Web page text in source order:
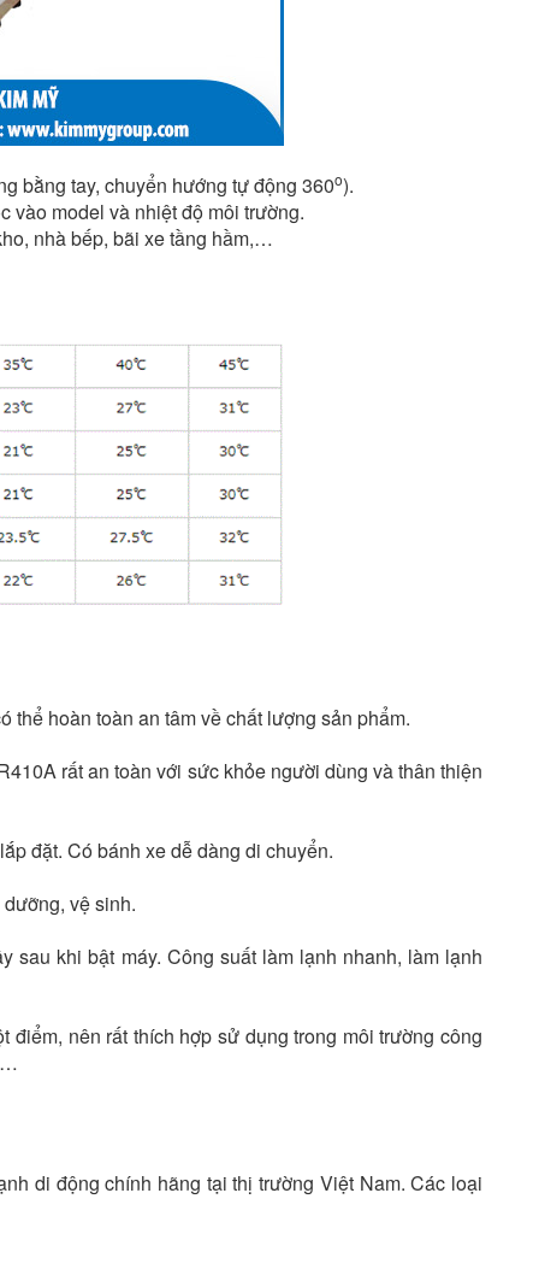
bằng tay, chuyển hướng tự động 360o).
vào model và nhiệt độ môi trường.
nhà bếp, bãi xe tầng hầm,…
thể hoàn toàn an tâm về chất lượng sản phẩm.
rất an toàn với sức khỏe người dùng và thân thiện
đặt. Có bánh xe dễ dàng di chuyển.
vệ sinh.
sau khi bật máy. Công suất làm lạnh nhanh, làm lạnh
nên rất thích hợp sử dụng trong môi trường công
di động chính hãng tại thị trường Việt Nam. Các loại